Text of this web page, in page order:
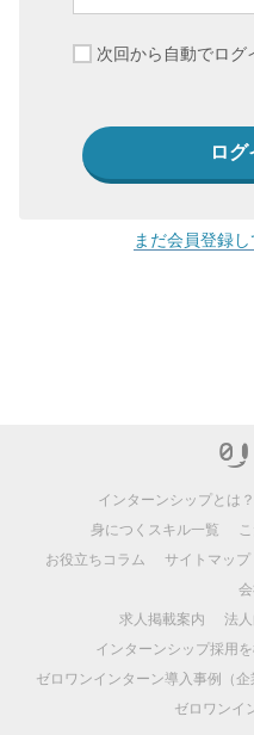
次回から自動でログ
まだ会員登録
インターンシップとは？
身につくスキル一覧
お役立ちコラム
サイトマップ
求人掲載案内
法
インターンシップ採用
ゼロワンインターン導入事例（企
ゼロワンイ